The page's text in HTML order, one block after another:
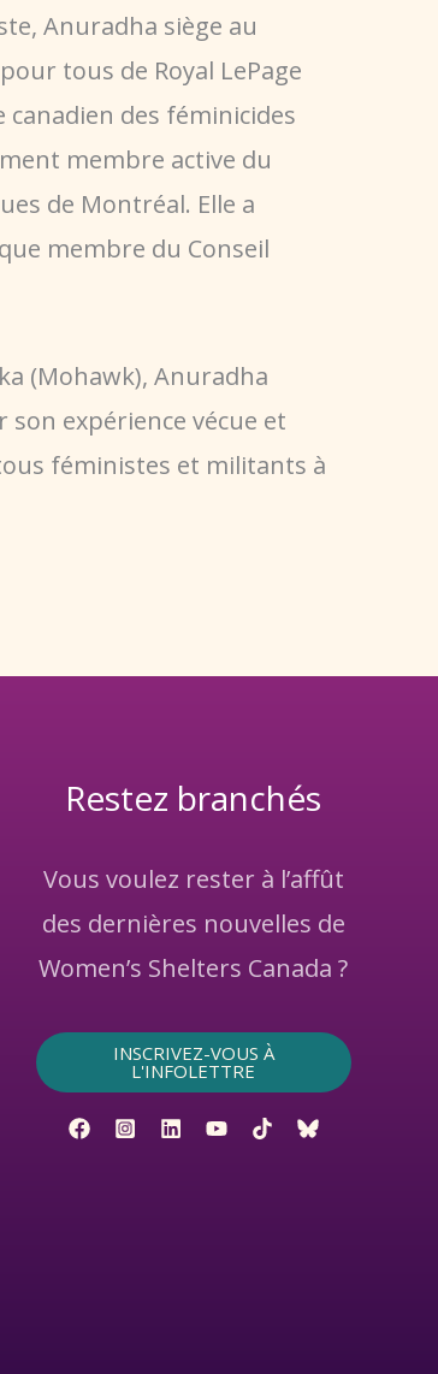
Anuradha siège au
tous de Royal LePage
canadien des féminicides
membre active du
de Montréal. Elle a
membre du Conseil
(Mohawk), Anuradha
expérience vécue et
féministes et militants à
Restez branchés
Vous voulez rester à l’affût
des dernières nouvelles de
Women’s Shelters Canada ?
INSCRIVEZ-VOUS À
L'INFOLETTRE